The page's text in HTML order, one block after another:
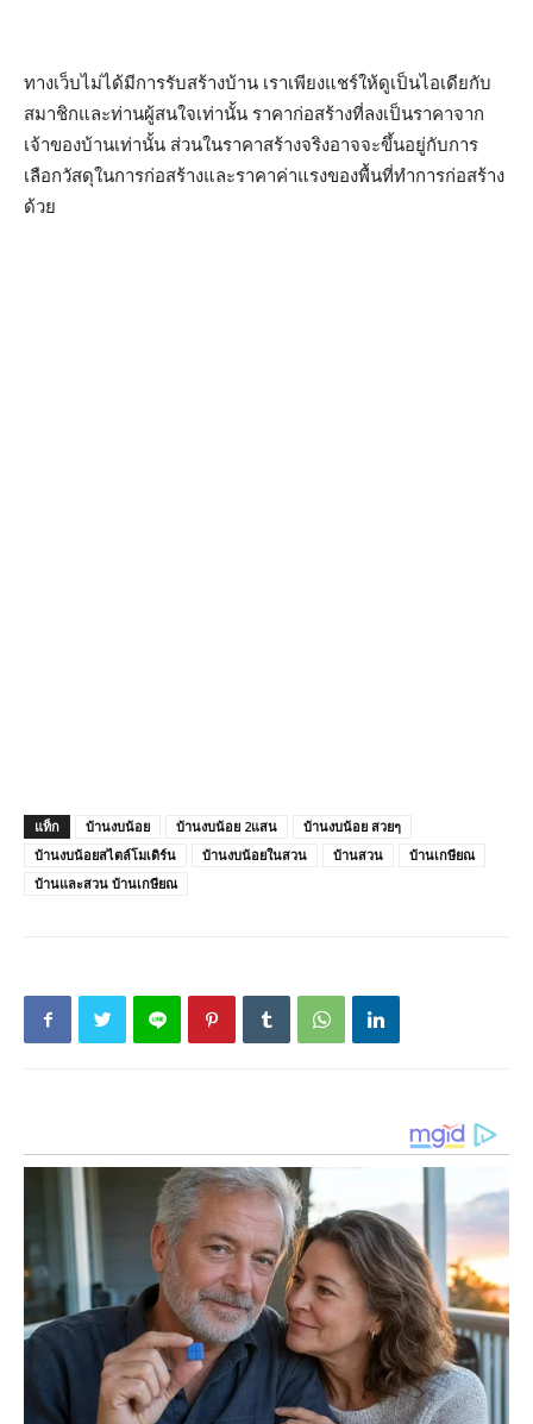
ทางเว็บไม่ได้มีการรับสร้างบ้าน เราเพียงแชร์ให้ดูเป็นไอเดียกับ
สมาชิกและท่านผู้สนใจเท่านั้น ราคาก่อสร้างที่ลงเป็นราคาจาก
เจ้าของบ้านเท่านั้น ส่วนในราคาสร้างจริงอาจจะขึ้นอยู่กับการ
เลือกวัสดุในการก่อสร้างและราคาค่าแรงของพื้นที่ทำการก่อสร้าง
ด้วย
แท็ก บ้านงบน้อย บ้านงบน้อย 2แสน
บ้านงบน้อย สวยๆ
บ้านงบน้อยสไตล์โมเดิร์น
บ้านงบน้อยในสวน บ้านสวน
บ้านเกษียณ
บ้านและสวน บ้านเกษียณ